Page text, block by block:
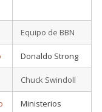
Equipo de BBN
Donaldo Strong
Chuck Swindoll
Ministerios